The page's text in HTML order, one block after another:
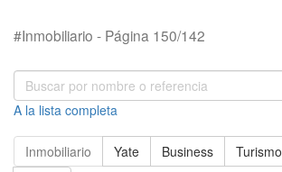
#Inmobiliario - Página 150/142
A la lista completa
Inmobiliario Yate Business Turismo